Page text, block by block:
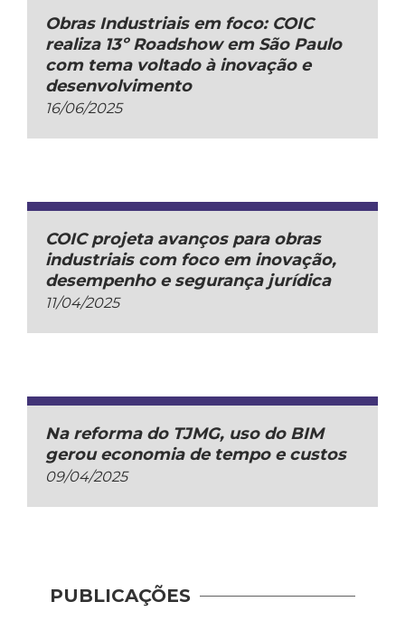
Obras Industriais em foco: COIC
realiza 13º Roadshow em São Paulo
com tema voltado à inovação e
desenvolvimento
16/06/2025
COIC projeta avanços para obras
industriais com foco em inovação,
desempenho e segurança jurídica
11/04/2025
Na reforma do TJMG, uso do BIM
gerou economia de tempo e custos
09/04/2025
PUBLICAÇÕES